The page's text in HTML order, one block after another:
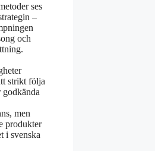
ses
–
och
strikt följa
men
produkter
i svenska